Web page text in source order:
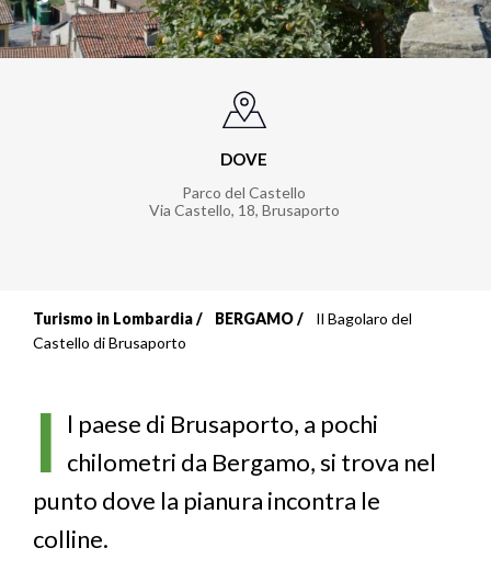
DOVE
Parco del Castello
Via Castello, 18, Brusaporto
Briciole
pane
Turismo in Lombardia BERGAMO
Il Bagolaro del
Castello di Brusaporto
I l paese di Brusaporto, a pochi
chilometri da Bergamo, si trova nel
punto dove la pianura incontra le
colline.